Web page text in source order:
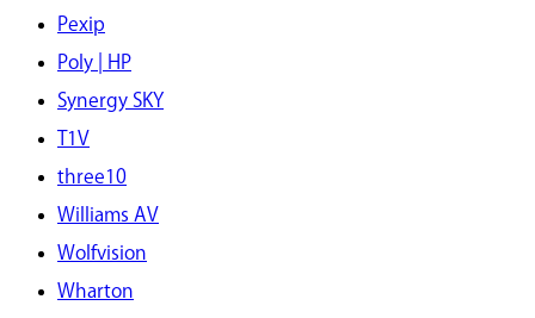
Pexip
Poly | HP
Synergy SKY
T1V
three10
Williams AV
Wolfvision
Wharton